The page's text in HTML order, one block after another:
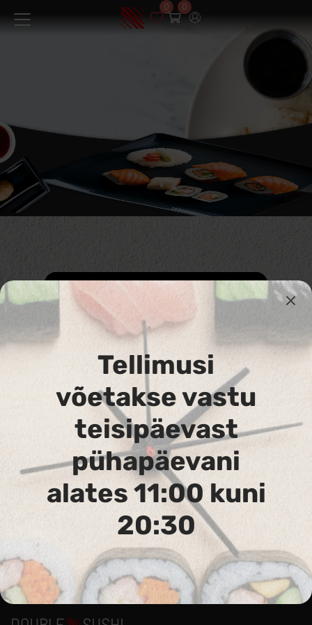
0 0
Menüü
102. Sake Cheese Maki
Lõhe, kreemjuust
Аллергены :
Tellimusi
võetakse vastu
teisipäevast
pühapäevani
alates 11:00 kuni
20:30